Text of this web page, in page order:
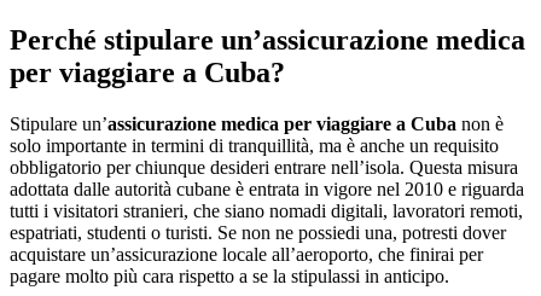
Perché stipulare un’assicurazione medica
per viaggiare a Cuba?
Stipulare un’assicurazione medica per viaggiare a Cuba non è
solo importante in termini di tranquillità, ma è anche un requisito
obbligatorio per chiunque desideri entrare nell’isola. Questa misura
adottata dalle autorità cubane è entrata in vigore nel 2010 e riguarda
tutti i visitatori stranieri, che siano nomadi digitali, lavoratori remoti,
espatriati, studenti o turisti. Se non ne possiedi una, potresti dover
acquistare un’assicurazione locale all’aeroporto, che finirai per
pagare molto più cara rispetto a se la stipulassi in anticipo.